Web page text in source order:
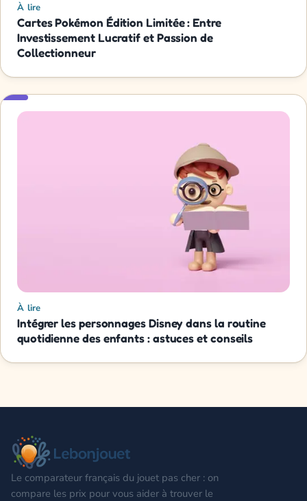
À lire
Cartes Pokémon Édition Limitée : Entre
Investissement Lucratif et Passion de
Collectionneur
À lire
Intégrer les personnages Disney dans la routine
quotidienne des enfants : astuces et conseils
Le comparateur français du jouet pas cher : on
compare les prix pour vous aider à trouver le